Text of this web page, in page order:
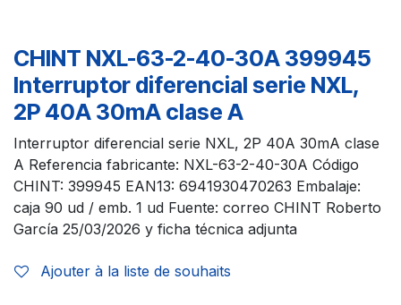
CHINT NXL-63-2-40-30A 399945
Interruptor diferencial serie NXL,
2P 40A 30mA clase A
Interruptor diferencial serie NXL, 2P 40A 30mA clase
A Referencia fabricante: NXL-63-2-40-30A Código
CHINT: 399945 EAN13: 6941930470263 Embalaje:
caja 90 ud / emb. 1 ud Fuente: correo CHINT Roberto
García 25/03/2026 y ficha técnica adjunta
Ajouter à la liste de souhaits